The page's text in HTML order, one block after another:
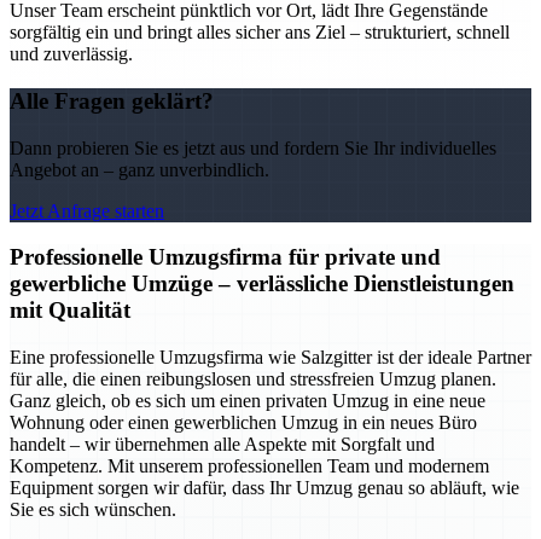
Unser Team erscheint pünktlich vor Ort, lädt Ihre Gegenstände
sorgfältig ein und bringt alles sicher ans Ziel – strukturiert, schnell
und zuverlässig.
Alle Fragen geklärt?
Dann probieren Sie es jetzt aus und fordern Sie Ihr individuelles
Angebot an – ganz unverbindlich.
Jetzt Anfrage starten
Professionelle Umzugsfirma für private und
gewerbliche Umzüge – verlässliche Dienstleistungen
mit Qualität
Eine professionelle Umzugsfirma wie Salzgitter ist der ideale Partner
für alle, die einen reibungslosen und stressfreien Umzug planen.
Ganz gleich, ob es sich um einen privaten Umzug in eine neue
Wohnung oder einen gewerblichen Umzug in ein neues Büro
handelt – wir übernehmen alle Aspekte mit Sorgfalt und
Kompetenz. Mit unserem professionellen Team und modernem
Equipment sorgen wir dafür, dass Ihr Umzug genau so abläuft, wie
Sie es sich wünschen.